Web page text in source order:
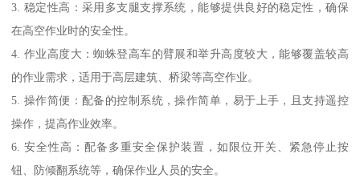
3. 稳定性高：采用多支腿支撑系统，能够提供良好的稳定性，确保
在高空作业时的安全性。
4. 作业高度大：蜘蛛登高车的臂展和举升高度较大，能够覆盖较高
的作业需求，适用于高层建筑、桥梁等高空作业。
5. 操作简便：配备的控制系统，操作简单，易于上手，且支持遥控
操作，提高作业效率。
6. 安全性高：配备多重安全保护装置，如限位开关、紧急停止按
钮、防倾翻系统等，确保作业人员的安全。